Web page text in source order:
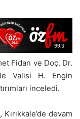
Fidan ve Doç. Dr.
Valisi H. Engin
inceledi.
devam